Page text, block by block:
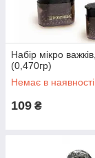
Набір мікро
(0,470гр)
Немає в наявності
109 ₴